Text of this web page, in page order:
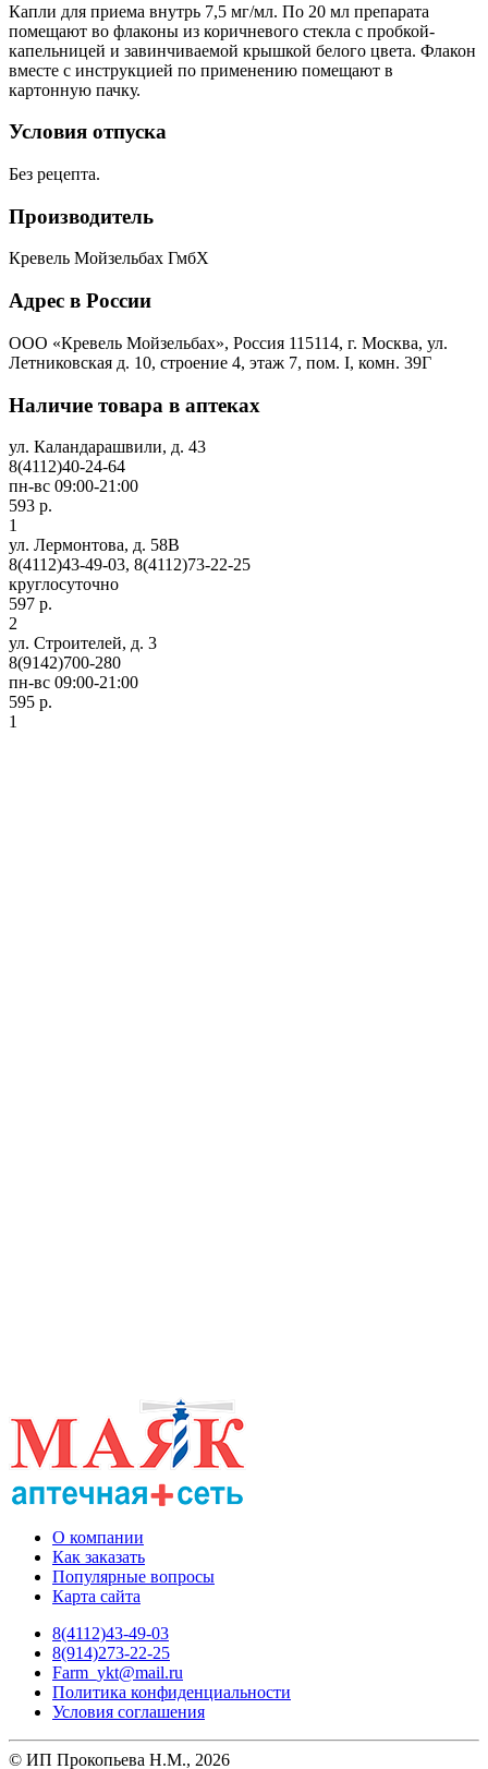
Капли для приема внутрь 7,5 мг/мл. По 20 мл препарата
помещают во флаконы из коричневого стекла с пробкой-
капельницей и завинчиваемой крышкой белого цвета. Флакон
вместе с инструкцией по применению помещают в
картонную пачку.
Условия отпуска
Без рецепта.
Производитель
Кревель Мойзельбах ГмбХ
Адрес в России
ООО «Кревель Мойзельбах», Россия 115114, г. Москва, ул.
Летниковская д. 10, строение 4, этаж 7, пом. I, комн. 39Г
Наличие товара в аптеках
ул. Каландарашвили, д. 43
8(4112)40-24-64
пн-вс 09:00-21:00
593 р.
1
ул. Лермонтова, д. 58В
8(4112)43-49-03, 8(4112)73-22-25
круглосуточно
597 р.
2
ул. Строителей, д. 3
8(9142)700-280
пн-вс 09:00-21:00
595 р.
1
О компании
Как заказать
Популярные вопросы
Карта сайта
8(4112)43-49-03
8(914)273-22-25
Farm_ykt@mail.ru
Политика конфиденциальности
Условия соглашения
© ИП Прокопьева Н.М., 2026